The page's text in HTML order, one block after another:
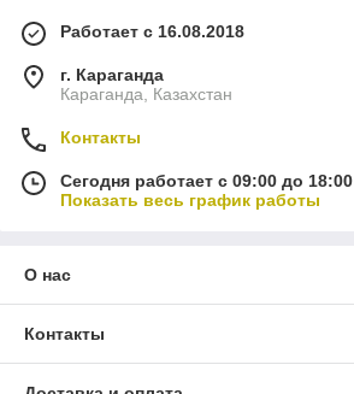
Работает с 16.08.2018
г. Караганда
Караганда, Казахстан
Контакты
Сегодня работает с 09:00 до 18:00
Показать весь график работы
О нас
Контакты